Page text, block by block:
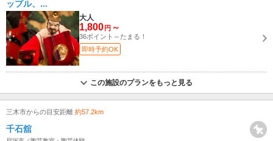
ップル、...
大人
1,800 円 ～
36ポイント～たまる！
即時予約OK
この施設のプランをもっと見る
三木市からの目安距離 約57.2km
千石舘